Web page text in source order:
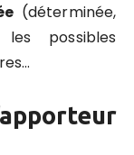
(déterminée,
possibles